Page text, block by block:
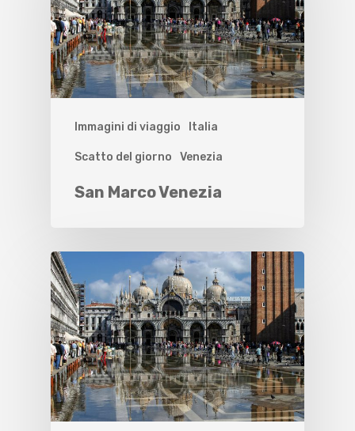
Immagini di viaggio Italia
Scatto del giorno Venezia
San Marco Venezia